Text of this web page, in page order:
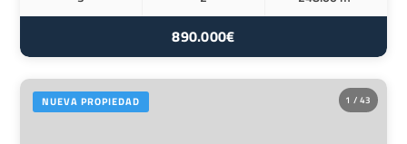
890.000€
1 / 43
NUEVA PROPIEDAD